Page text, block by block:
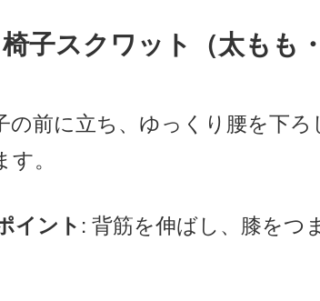
子スクワット（太もも・
の前に立ち、ゆっくり腰を下
す。
イント : 背筋を伸ばし、膝をつ